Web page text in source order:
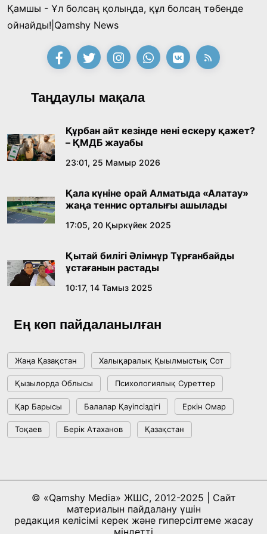
«Тектілер ту көтереді» байқауы өз
18:39, 23 Шілде 2026
Қонаев қаласының әкімі «Славян базары»
байқауының жеңімпазы Ақерке Амалятты
16:27, 23 Шілде 2026
Қазақ тіліндегі «құт» концептісінің
09:21, 21 Шілде 2026
Абайдың адам тәрбиесі туралы
18:59, 20 Шілде 2026
ме, әлде бәсекелесі ме?
Ұлттық архивтің ашылғанына 20 жыл: негізгі
жетістіктері мен даму бағыты
17:09, 20 Шілде 2026
18:22, 17 Шілде 2026
АЛТЫН ОРДА ТАРИХЫН ОҚЫТУДЫҢ
ИННОВАЦИЯЛЫҚ ТӘСІЛДЕРІ ЕНГІЗІЛЕДІ
Қамшы - Ұл болсаң қолыңда, құл болсаң төбеңде
ойнайды!|Qamshy News
Таңдаулы мақала
Құрбан айт кезінде нені ескеру қажет?
– ҚМДБ жауабы
23:01, 25 Мамыр 2026
Қала күніне орай Алматыда «Алатау»
жаңа теннис орталығы ашылады
17:05, 20 Қыркүйек 2025
Қытай билігі Әлімнұр Тұрғанбайды
ұстағанын растады
10:17, 14 Тамыз 2025
Ең көп пайдаланылған
Жаңа Қазақстан Халықаралық Қыылмыстық Сот
Қызылорда Облысы Психологиялық Суреттер
Қар Барысы Балалар Қауіпсіздігі Еркін Омар
Тоқаев Берік Атаханов Қазақстан
© «Qamshy Media» ЖШС, 2012-2025 | Сайт
материалын пайдалану үшін
редакция келісімі керек және гиперсілтеме жасау
міндетті